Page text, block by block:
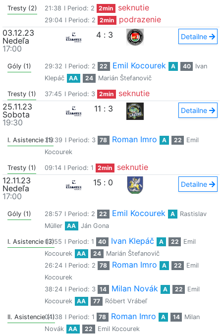
Tresty (2) 21:38 I Period: 2 2min seknutie
29:04 I Period: 2 2min
podrazenie
03.12.23
Nedeľa
17:00
4 : 3 Detailne
Góly (1) 29:32 I Period: 2 22 Emil Kocourek A 40
Ivan
Klepáč
AA 24 Marián Štefanovič
Tresty (1) 37:45 I Period: 3 2min
seknutie
25.11.23
Sobota
19:30
11 : 3 Detailne
I. Asistencie (1)35:39 I Period: 3 78 Roman Imro A 22
Emil
Kocourek
Tresty (1) 09:14 I Period: 1 2min
seknutie
12.11.23
Nedeľa
17:00
15 : 0 Detailne
Góly (1) 28:57 I Period: 2 22 Emil Kocourek A
Rastislav
Müller
AA Ján Gona
I. Asistencie (3)07:55 I Period: 1 40 Ivan Klepáč A 22
Emil
Kocourek
AA 24
Marián Štefanovič
26:24 I Period: 2 78 Roman Imro A 22
Emil
Kocourek
38:24 I Period: 3 14 Milan Novák A 22
Emil
Kocourek
AA 77 Róbert Vrábeľ
II. Asistencie (1)
04:38 I Period: 1 78 Roman Imro A 14
Milan
Novák
AA 22 Emil Kocourek